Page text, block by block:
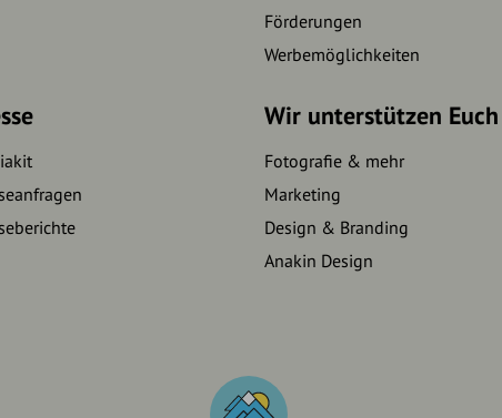
Förderungen
Werbemöglichkeiten
Wir unterstützen Euch
Fotografie & mehr
Marketing
Design & Branding
Anakin Design